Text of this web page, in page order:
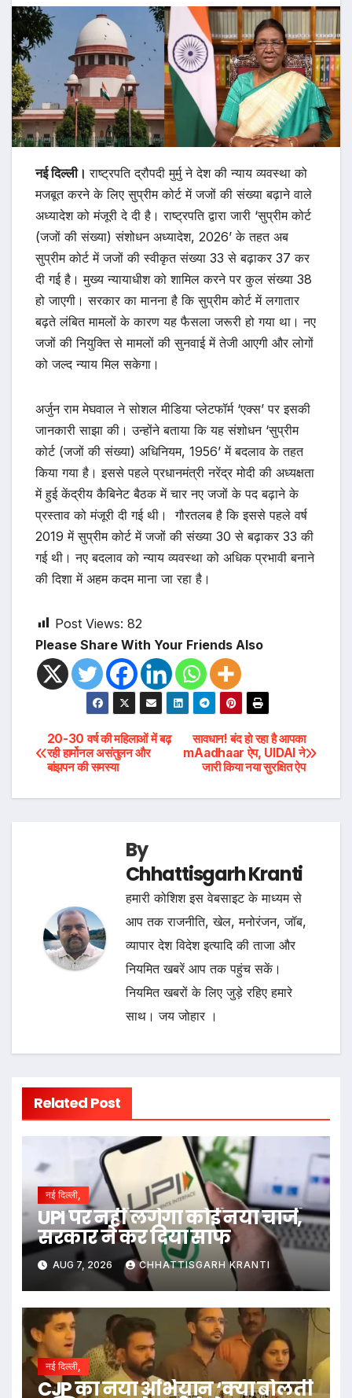
नई दिल्ली।राष्ट्रपति द्रौपदी मुर्मु ने देश की न्याय व्यवस्था को
मजबूत करने के लिए सुप्रीम कोर्ट में जजों की संख्या बढ़ाने वाले
अध्यादेश को मंजूरी दे दी है। राष्ट्रपति द्वारा जारी ‘सुप्रीम कोर्ट
(जजों की संख्या) संशोधन अध्यादेश, 2026’ के तहत अब
सुप्रीम कोर्ट में जजों की स्वीकृत संख्या 33 से बढ़ाकर 37 कर
दी गई है। मुख्य न्यायाधीश को शामिल करने पर कुल संख्या 38
हो जाएगी। सरकार का मानना है कि सुप्रीम कोर्ट में लगातार
बढ़ते लंबित मामलों के कारण यह फैसला जरूरी हो गया था। नए
जजों की नियुक्ति से मामलों की सुनवाई में तेजी आएगी और लोगों
को जल्द न्याय मिल सकेगा।
अर्जुन राम मेघवाल ने सोशल मीडिया प्लेटफॉर्म ‘एक्स’ पर इसकी
जानकारी साझा की। उन्होंने बताया कि यह संशोधन ‘सुप्रीम
कोर्ट (जजों की संख्या) अधिनियम, 1956’ में बदलाव के तहत
किया गया है। इससे पहले प्रधानमंत्री नरेंद्र मोदी की अध्यक्षता
में हुई केंद्रीय कैबिनेट बैठक में चार नए जजों के पद बढ़ाने के
प्रस्ताव को मंजूरी दी गई थी। गौरतलब है कि इससे पहले वर्ष
2019 में सुप्रीम कोर्ट में जजों की संख्या 30 से बढ़ाकर 33 की
गई थी। नए बदलाव को न्याय व्यवस्था को अधिक प्रभावी बनाने
की दिशा में अहम कदम माना जा रहा है।
Post Views: 82
Please Share With Your Friends Also
Post
navigation
सावधान! बंद हो रहा है आपका
mAadhaar ऐप, UIDAI ने
जारी किया नया सुरक्षित ऐप
20-30 वर्ष की महिलाओं में बढ़
रही हार्मोनल असंतुलन और
बांझपन की समस्या
By
Chhattisgarh Kranti
हमारी कोशिश इस वेबसाइट के माध्यम से
आप तक राजनीति, खेल, मनोरंजन, जॉब,
व्यापार देश विदेश इत्यादि की ताजा और
नियमित खबरें आप तक पहुंच सकें।
नियमित खबरों के लिए जुड़े रहिए हमारे
साथ। जय जोहार ।
Related Post
नई दिल्ली,
UPI पर नहीं लगेगा कोई नया चार्ज,
सरकार ने कर दिया साफ
AUG 7, 2026 CHHATTISGARH KRANTI
नई दिल्ली,
CJP का नया अभियान ‘क्या बोलती